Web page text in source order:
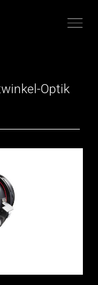
Optik